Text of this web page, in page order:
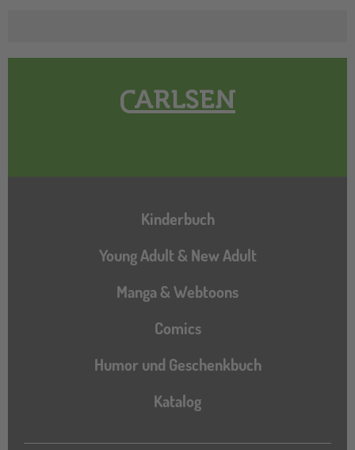
Hauptnavigation
Kinderbuch
Young Adult & New Adult
Manga & Webtoons
Comics
Humor und Geschenkbuch
Katalog
Katalog